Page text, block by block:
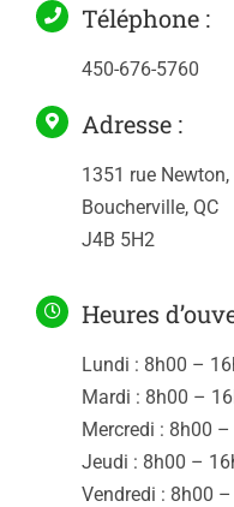
Téléphone :
450-676-5760
Adresse :
1351 rue Newton,
Boucherville, QC
J4B 5H2
Heures
Lundi : 8h00 –
Mardi : 8h00 –
Mercredi : 8h00
Jeudi : 8h00 –
Vendredi : 8h00